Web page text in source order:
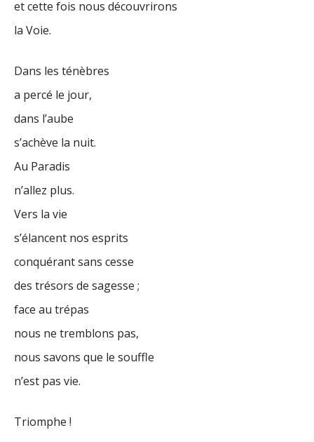
et cette fois nous découvrirons
la Voie.
Dans les ténèbres
a percé le jour,
dans l’aube
s’achève la nuit.
Au Paradis
n’allez plus.
Vers la vie
s’élancent nos esprits
conquérant sans cesse
des trésors de sagesse ;
face au trépas
nous ne tremblons pas,
nous savons que le souffle
n’est pas vie.
Triomphe !